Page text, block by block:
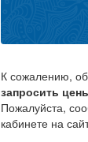
К сожалению,
запросить
Пожалуйста,
кабинете на